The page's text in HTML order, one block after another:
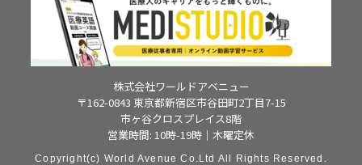
株式会社ワールドアベニュー
〒162-0843 東京都新宿区市谷田町2丁目7-15
市ヶ谷クロスプレイス8階
営業時間: 10時-19時｜木曜定休
Copyright(c) World Avenue Co.Ltd All Rights Reserved.